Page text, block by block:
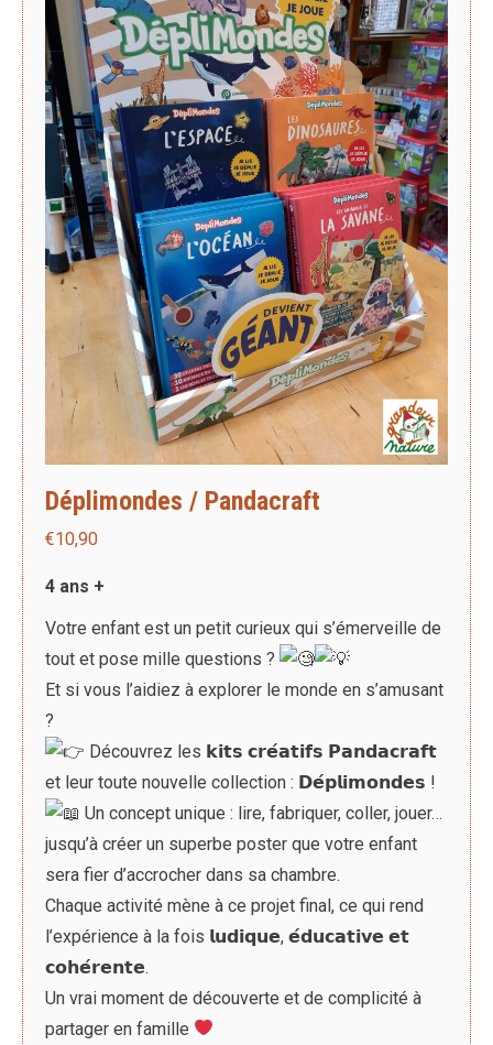
Déplimondes / Pandacraft
€10,90
4 ans +
Votre enfant est un petit curieux qui s’émerveille de
tout et pose mille questions ?
Et si vous l’aidiez à explorer le monde en s’amusant
?
Découvrez les 𝗸𝗶𝘁𝘀 𝗰𝗿𝗲́𝗮𝘁𝗶𝗳𝘀 𝗣𝗮𝗻𝗱𝗮𝗰𝗿𝗮𝗳𝘁
et leur toute nouvelle collection : 𝗗𝗲́𝗽𝗹𝗶𝗺𝗼𝗻𝗱𝗲𝘀 !
Un concept unique : lire, fabriquer, coller, jouer…
jusqu’à créer un superbe poster que votre enfant
sera fier d’accrocher dans sa chambre.
Chaque activité mène à ce projet final, ce qui rend
l’expérience à la fois 𝗹𝘂𝗱𝗶𝗾𝘂𝗲, 𝗲́𝗱𝘂𝗰𝗮𝘁𝗶𝘃𝗲 𝗲𝘁
𝗰𝗼𝗵𝗲́𝗿𝗲𝗻𝘁𝗲.
Un vrai moment de découverte et de complicité à
partager en famille